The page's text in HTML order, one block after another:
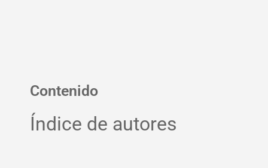
Contenido
Índice de autores